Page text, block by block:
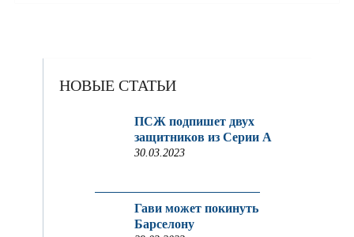
НОВЫЕ СТАТЬИ
ПСЖ подпишет двух
защитников из Серии A
30.03.2023
Гави может покинуть
Барселону